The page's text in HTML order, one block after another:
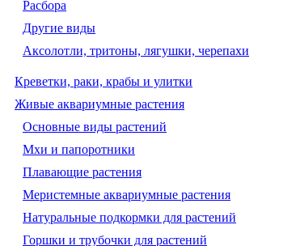
Расбора
Другие виды
Аксолотли, тритоны, лягушки, черепахи
Креветки, раки, крабы и улитки
Живые аквариумные растения
Основные виды растений
Мхи и папоротники
Плавающие растения
Меристемные аквариумные растения
Натуральные подкормки для растений
Горшки и трубочки для растений